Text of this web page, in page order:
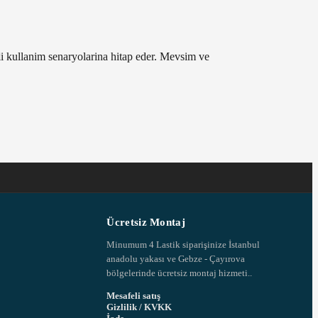
senaryolarina hitap eder. Mevsim ve
Ücretsiz Montaj
Minumum 4 Lastik siparişinize İstanbul
anadolu yakası ve Gebze - Çayırova
bölgelerinde ücretsiz montaj hizmeti..
Mesafeli satış
Gizlilik / KVKK